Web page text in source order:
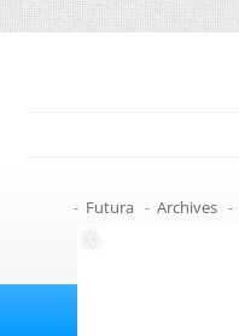
- Futura - Archives -